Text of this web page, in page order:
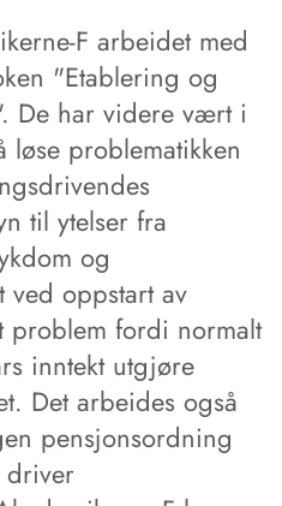
F arbeidet med
"Etablering og
De har videre vært i
problematikken
til ytelser fra
og
ved oppstart av
problem fordi normalt
inntekt utgjøre
Det arbeides også
pensjonsordning
driver